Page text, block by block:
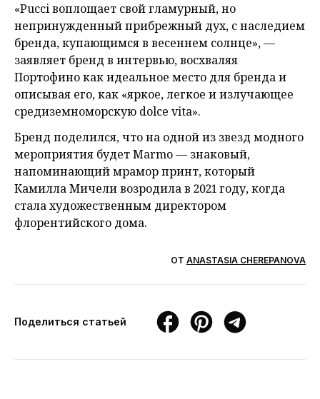
«Pucci воплощает свой гламурный, но
непринужденный прибрежный дух, с наследием
бренда, купающимся в весеннем солнце», —
заявляет бренд в интервью, восхваляя
Портофино как идеальное место для бренда и
описывая его, как «яркое, легкое и излучающее
средиземноморскую dolce vita».
Бренд поделился, что на одной из звезд модного
мероприятия будет Marmo — знаковый,
напоминающий мрамор принт, который
Камилла Мичели возродила в 2021 году, когда
стала художественным директором
флорентийского дома.
ОТ ANASTASIA CHEREPANOVA
Поделиться статьей